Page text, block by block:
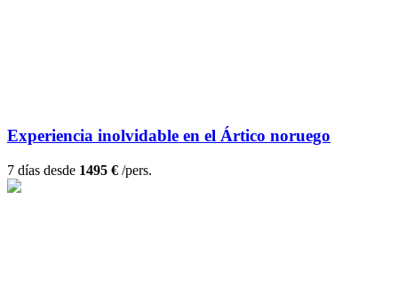
Experiencia inolvidable en el Ártico noruego
7 días desde 1495 € /pers.